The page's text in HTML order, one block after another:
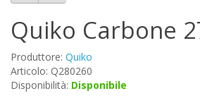
Quiko Carbone
Produttore: Quiko
Articolo: Q280260
Disponibilità: Disponibile